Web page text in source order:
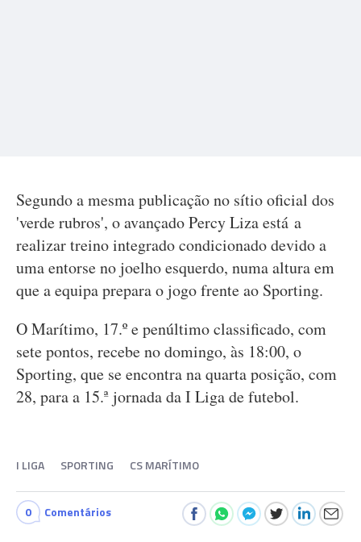
Segundo a mesma publicação no sítio oficial dos
'verde rubros', o avançado Percy Liza está a
realizar treino integrado condicionado devido a
uma entorse no joelho esquerdo, numa altura em
que a equipa prepara o jogo frente ao Sporting.
O Marítimo, 17.º e penúltimo classificado, com
sete pontos, recebe no domingo, às 18:00, o
Sporting, que se encontra na quarta posição, com
28, para a 15.ª jornada da I Liga de futebol.
I LIGA SPORTING CS MARÍTIMO
0 Comentários